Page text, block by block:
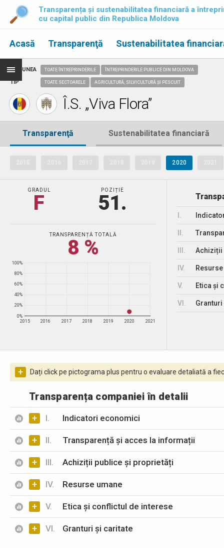
Transparența și sustenabilitatea financiară a
cu capital public din Republica Moldova
Acasă Transparenţă Sustenabilitatea
REGIUNEA
TIP
TOATE ÎNTREPRINDERILE ÎNTREPRINDERILE PUBLICE DIN MOLDOVA
TOATE SECTOARELE AGRICULTURĂ, SILVICULTURĂ ȘI PESCUIT
Î.S. „Viva Flora”
Transparenţă Sustenabilitatea financiară
2020
GRADUL
F
POZIȚIE
51.
TRANSPARENȚĂ TOTALĂ
8 %
2015 2016 2017 2018 2019 2020 2021
0%
20%
40%
60%
80%
100%
Achiziții
IV.
V. Etica și
VI.
+ Dați click pe pictograma plus pentru o evaluare detaliată a
Transparența companiei în detalii
+ I. Indicatori economici
+ II. Transparență și acces la informații
+ III. Achiziții publice și proprietăți
+ IV. Resurse umane
+ V. Etica și conflictul de interese
+ VI. Granturi și caritate